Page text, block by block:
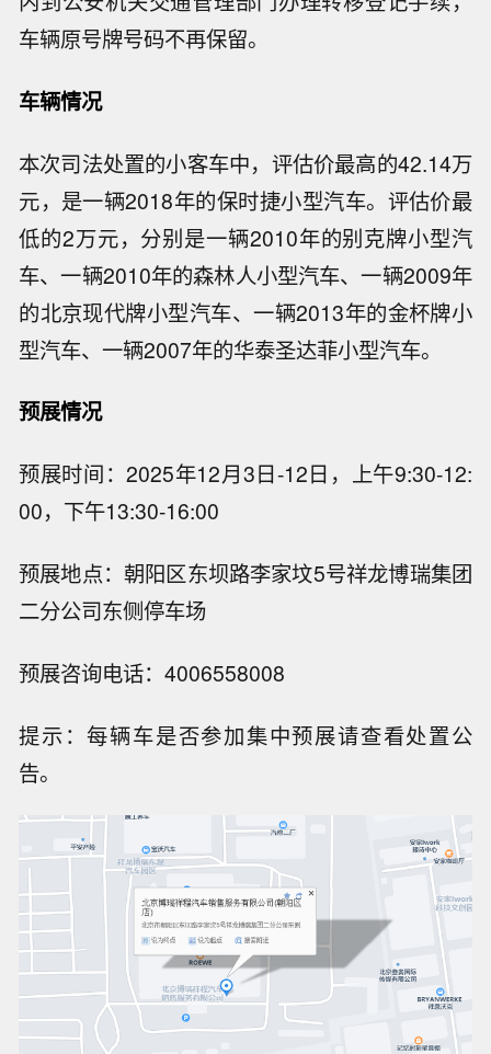
车辆原号牌号码不再保留。
车辆情况
本次司法处置的小客车中，评估价最高的42.14万
元，是一辆2018年的保时捷小型汽车。评估价最
低的2万元，分别是一辆2010年的别克牌小型汽
车、一辆2010年的森林人小型汽车、一辆2009年
的北京现代牌小型汽车、一辆2013年的金杯牌小
型汽车、一辆2007年的华泰圣达菲小型汽车。
预展情况
预展时间：2025年12月3日-12日，上午9:30-12:
00，下午13:30-16:00
预展地点：朝阳区东坝路李家坟5号祥龙博瑞集团
二分公司东侧停车场
预展咨询电话：4006558008
提示：每辆车是否参加集中预展请查看处置公
告。